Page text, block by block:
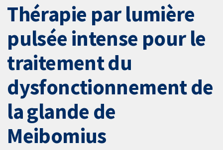
Thérapie par lumière
pulsée intense pour le
traitement du
dysfonctionnement de
la glande de
Meibomius